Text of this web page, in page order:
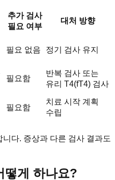
추가 검사
필요 여부
대처 방향
필요 없음 정기 검사 유지
필요함
반복 검사 또는
유리 T4(fT4) 검사
필요함
치료 시작 계획
수립
다. 증상과 다른 검사 결과도
떻게 하나요?